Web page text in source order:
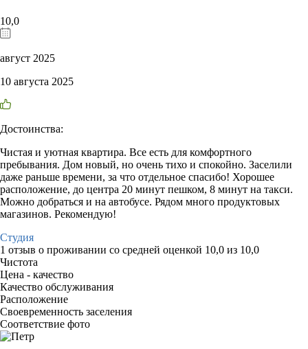
10,0
август 2025
10 августа 2025
Достоинства:
Чистая и уютная квартира. Все есть для комфортного
пребывания. Дом новый, но очень тихо и спокойно. Заселили
даже раньше времени, за что отдельное спасибо! Хорошее
расположение, до центра 20 минут пешком, 8 минут на такси.
Можно добраться и на автобусе. Рядом много продуктовых
магазинов. Рекомендую!
Студия
1 отзыв о проживании со средней оценкой 10,0 из 10,0
Чистота
Цена - качество
Качество обслуживания
Расположение
Своевременность заселения
Соответствие фото